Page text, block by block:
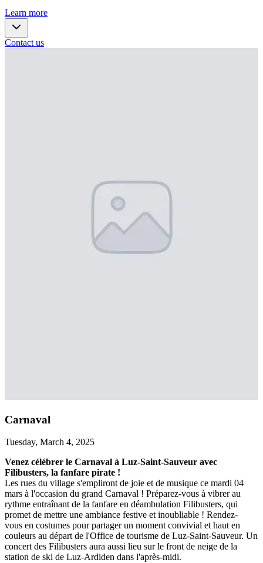
Learn more
Contact us
Carnaval
Tuesday, March 4, 2025
Venez célébrer le Carnaval à Luz-Saint-Sauveur avec
Filibusters, la fanfare pirate !
Les rues du village s'empliront de joie et de musique ce mardi 04
mars à l'occasion du grand Carnaval ! Préparez-vous à vibrer au
rythme entraînant de la fanfare en déambulation Filibusters, qui
promet de mettre une ambiance festive et inoubliable ! Rendez-
vous en costumes pour partager un moment convivial et haut en
couleurs au départ de l'Office de tourisme de Luz-Saint-Sauveur. Un
concert des Filibusters aura aussi lieu sur le front de neige de la
station de ski de Luz-Ardiden dans l'après-midi.